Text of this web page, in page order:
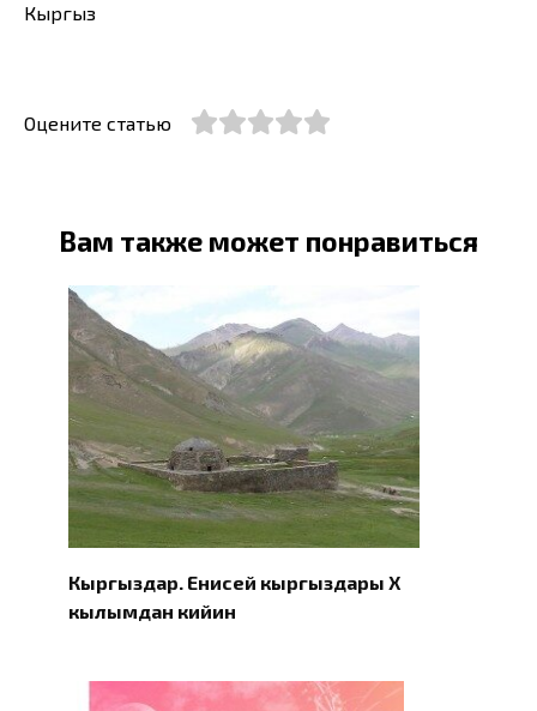
Кыргыз
Оцените статью
Вам также может понравиться
Кыргыздар. Eнисей кыргыздары X
кылымдан кийин